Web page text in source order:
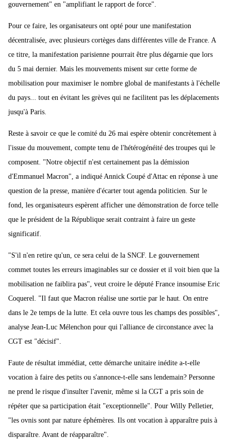
gouvernement" en "amplifiant le rapport de force".
Pour ce faire, les organisateurs ont opté pour une manifestation
décentralisée, avec plusieurs cortèges dans différentes ville de France. A
ce titre, la manifestation parisienne pourrait être plus dégarnie que lors
du 5 mai dernier. Mais les mouvements misent sur cette forme de
mobilisation pour maximiser le nombre global de manifestants à l'échelle
du pays... tout en évitant les grèves qui ne facilitent pas les déplacements
jusqu'à Paris.
Reste à savoir ce que le comité du 26 mai espère obtenir concrètement à
l'issue du mouvement, compte tenu de l'hétérogénéité des troupes qui le
composent. "Notre objectif n'est certainement pas la démission
d'Emmanuel Macron", a indiqué Annick Coupé d'Attac en réponse à une
question de la presse, manière d'écarter tout agenda politicien. Sur le
fond, les organisateurs espèrent afficher une démonstration de force telle
que le président de la République serait contraint à faire un geste
significatif.
"S'il n'en retire qu'un, ce sera celui de la SNCF. Le gouvernement
commet toutes les erreurs imaginables sur ce dossier et il voit bien que la
mobilisation ne faiblira pas", veut croire le député France insoumise Eric
Coquerel. "Il faut que Macron réalise une sortie par le haut. On entre
dans le 2e temps de la lutte. Et cela ouvre tous les champs des possibles",
analyse Jean-Luc Mélenchon pour qui l'alliance de circonstance avec la
CGT est "décisif".
Faute de résultat immédiat, cette démarche unitaire inédite a-t-elle
vocation à faire des petits ou s'annonce-t-elle sans lendemain? Personne
ne prend le risque d'insulter l'avenir, même si la CGT a pris soin de
répéter que sa participation était "exceptionnelle". Pour Willy Pelletier,
"les ovnis sont par nature éphémères. Ils ont vocation à apparaître puis à
disparaître. Avant de réapparaître".